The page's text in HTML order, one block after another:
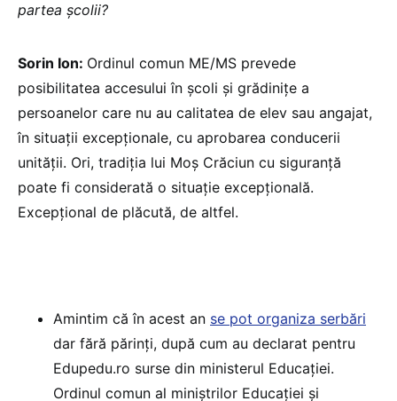
partea școlii?
Sorin Ion: Ordinul comun ME/MS prevede
posibilitatea accesului în școli și grădinițe a
persoanelor care nu au calitatea de elev sau angajat,
în situații excepționale, cu aprobarea conducerii
unității. Ori, tradiția lui Moș Crăciun cu siguranță
poate fi considerată o situație excepțională.
Excepțional de plăcută, de altfel.
Amintim că în acest an se pot organiza serbări
dar fără părinți, după cum au declarat pentru
Edupedu.ro surse din ministerul Educației.
Ordinul comun al miniștrilor Educației și